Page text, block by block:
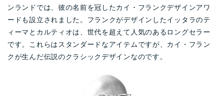
ンランドでは、彼の名前を冠したカイ・フランクデザインアワ
ードも設立されました。フランクがデザインしたイッタラのテ
ィーマとカルティオは、世代を超えて人気のあるロングセラー
です。これらはスタンダードなアイテムですが、カイ・フラン
クが生んだ伝説のクラシックデザインなのです。